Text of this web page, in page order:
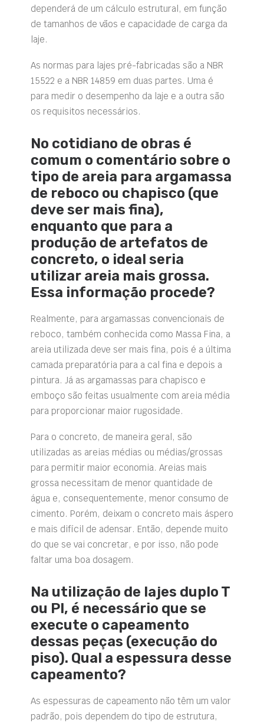
dependerá de um cálculo estrutural, em função
de tamanhos de vãos e capacidade de carga da
laje.
As normas para lajes pré-fabricadas são a NBR
15522 e a NBR 14859 em duas partes. Uma é
para medir o desempenho da laje e a outra são
os requisitos necessários.
No cotidiano de obras é
comum o comentário sobre o
tipo de areia para argamassa
de reboco ou chapisco (que
deve ser mais fina),
enquanto que para a
produção de artefatos de
concreto, o ideal seria
utilizar areia mais grossa.
Essa informação procede?
Realmente, para argamassas convencionais de
reboco, também conhecida como Massa Fina, a
areia utilizada deve ser mais fina, pois é a última
camada preparatória para a cal fina e depois a
pintura. Já as argamassas para chapisco e
emboço são feitas usualmente com areia média
para proporcionar maior rugosidade.
Para o concreto, de maneira geral, são
utilizadas as areias médias ou médias/grossas
para permitir maior economia. Areias mais
grossa necessitam de menor quantidade de
água e, consequentemente, menor consumo de
cimento. Porém, deixam o concreto mais áspero
e mais difícil de adensar. Então, depende muito
do que se vai concretar, e por isso, não pode
faltar uma boa dosagem.
Na utilização de lajes duplo T
ou PI, é necessário que se
execute o capeamento
dessas peças (execução do
piso). Qual a espessura desse
capeamento?
As espessuras de capeamento não têm um valor
padrão, pois dependem do tipo de estrutura,